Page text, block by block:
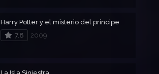
Harry Potter y el misterio del príncipe
7.8
2009